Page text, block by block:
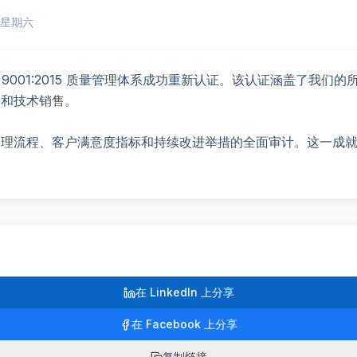
期六
质量管理体系成功重新认证。该认证涵盖了我们的
技术销售。
流程、客户满意度指标和持续改进举措的全面审计。这一成
在 LinkedIn 上分享
在 Facebook 上分享